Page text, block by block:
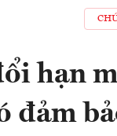
hạn
đảm